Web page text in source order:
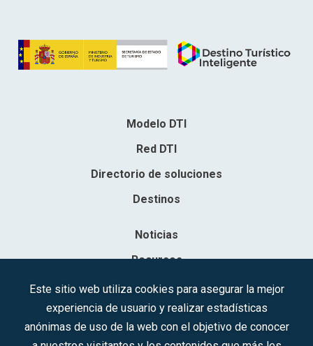
Modelo DTI
Red DTI
Directorio de soluciones
Destinos
Noticias
Recursos
Contacto
Sociedad Mercantil Estatal para la Gestión de la Innovación y las
Este sitio web utiliza cookies para asegurar la mejor
experiencia de usuario y realizar estadísticas
anónimas de uso de la web con el objetivo de conocer